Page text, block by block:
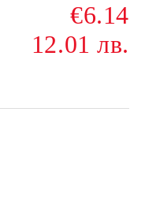
€6.14
12.01 лв.